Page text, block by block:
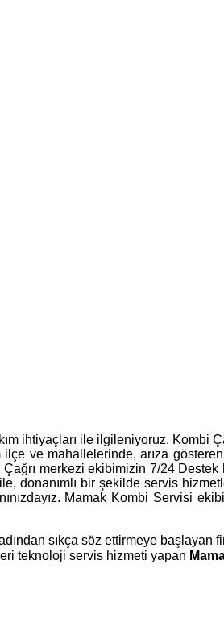
ihtiyaçları ile ilgileniyoruz. Kombi
ilçe ve mahallelerinde, arıza
merkezi ekibimizin 7/24 Destek
donanımlı bir şekilde servis
Mamak Kombi Servisi
sıkça söz ettirmeye başlayan
teknoloji servis hizmeti yapan